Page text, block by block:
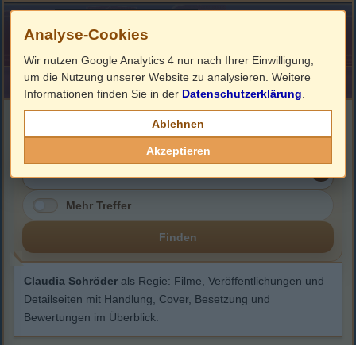
HOME ImpressumLinks
Claudia Schröder
Mehr Treffer
Finden
Claudia Schröder als Regie: Filme, Veröffentlichungen und
Detailseiten mit Handlung, Cover, Besetzung und
Bewertungen im Überblick.
Analyse-Cookies
Wir nutzen Google Analytics 4 nur nach Ihrer Einwilligung,
um die Nutzung unserer Website zu analysieren. Weitere
Informationen finden Sie in der Datenschutzerklärung
Ablehnen
Akzeptieren